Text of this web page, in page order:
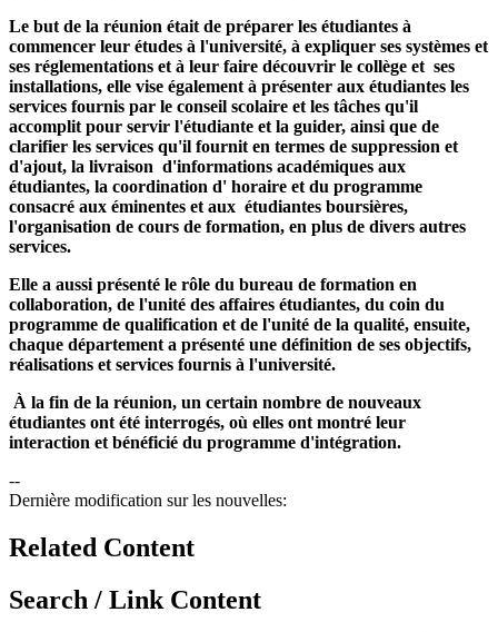
Le but de la réunion était de préparer les étudiantes à
commencer leur études à l'université, à expliquer ses systèmes et
ses réglementations et à leur faire découvrir le collège et ses
installations, elle vise également à présenter aux étudiantes les
services fournis par le conseil scolaire et les tâches qu'il
accomplit pour servir l'étudiante et la guider, ainsi que de
clarifier les services qu'il fournit en termes de suppression et
d'ajout, la livraison d'informations académiques aux
étudiantes, la coordination d' horaire et du programme
consacré aux éminentes et aux étudiantes boursières,
l'organisation de cours de formation, en plus de divers autres
services.
Elle a aussi présenté le rôle du bureau de formation en
collaboration, de l'unité des affaires étudiantes, du coin du
programme de qualification et de l'unité de la qualité, ensuite,
chaque département a présenté une définition de ses objectifs,
réalisations et services fournis à l'université.
À la fin de la réunion, un certain nombre de nouveaux
étudiantes ont été interrogés, où elles ont montré leur
interaction et bénéficié du programme d'intégration.
--
Dernière modification sur les nouvelles:
Related Content
Search / Link Content